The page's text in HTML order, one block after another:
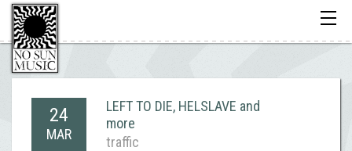
Toggle
24
MAR
LEFT TO DIE, HELSLAVE and
more
traffic